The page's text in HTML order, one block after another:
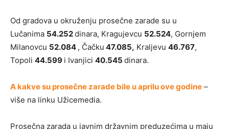
Od gradova u okruženju prosečne zarade su u
Lučanima 54.252dinara, Kragujevcu 52.524, Gornjem
Milanovcu 52.084 , Čačku 47.085, Kraljevu 46.767,
Topoli 44.599 i Ivanjici 40.545 dinara.
A kakve su prosečne zarade bile u aprilu ove godine –
više na linku Užicemedia.
Prosečna zarada u javnim državnim preduzećima u maju